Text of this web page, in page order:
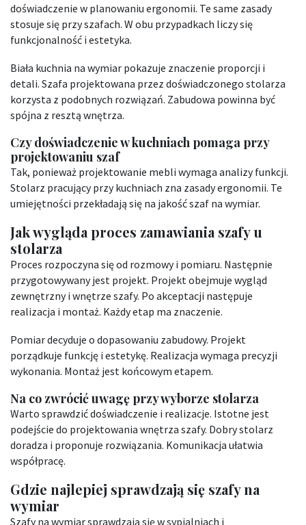
doświadczenie w planowaniu ergonomii. Te same zasady
stosuje się przy szafach. W obu przypadkach liczy się
funkcjonalność i estetyka.
Biała kuchnia na wymiar pokazuje znaczenie proporcji i
detali. Szafa projektowana przez doświadczonego stolarza
korzysta z podobnych rozwiązań. Zabudowa powinna być
spójna z resztą wnętrza.
Czy doświadczenie w kuchniach pomaga przy
projektowaniu szaf
Tak, ponieważ projektowanie mebli wymaga analizy funkcji.
Stolarz pracujący przy kuchniach zna zasady ergonomii. Te
umiejętności przekładają się na jakość szaf na wymiar.
Jak wygląda proces zamawiania szafy u
stolarza
Proces rozpoczyna się od rozmowy i pomiaru. Następnie
przygotowywany jest projekt. Projekt obejmuje wygląd
zewnętrzny i wnętrze szafy. Po akceptacji następuje
realizacja i montaż. Każdy etap ma znaczenie.
Pomiar decyduje o dopasowaniu zabudowy. Projekt
porządkuje funkcję i estetykę. Realizacja wymaga precyzji
wykonania. Montaż jest końcowym etapem.
Na co zwrócić uwagę przy wyborze stolarza
Warto sprawdzić doświadczenie i realizacje. Istotne jest
podejście do projektowania wnętrza szafy. Dobry stolarz
doradza i proponuje rozwiązania. Komunikacja ułatwia
współpracę.
Gdzie najlepiej sprawdzają się szafy na
wymiar
Szafy na wymiar sprawdzają się w sypialniach i